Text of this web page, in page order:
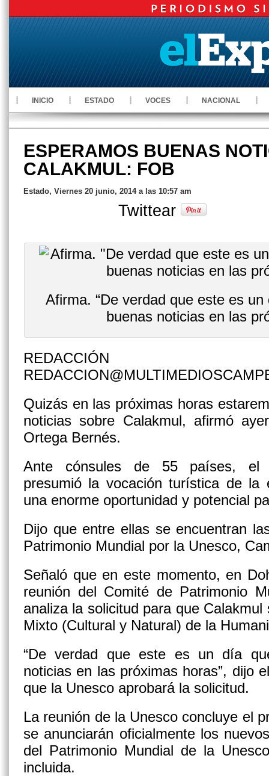
INICIO ESTADO VOCES NACIONAL
ESPERAMOS BUENAS
CALAKMUL: FOB
Estado, Viernes 20 junio, 2014 a las 10:57 am
Twittear
Afirma. “De verdad que este es
buenas noticias en las
REDACCIÓN
Quizás en las próximas horas
noticias sobre Calakmul, afirmó
Ortega Bernés.
Ante cónsules de 55 países, el
presumió la vocación turística de la
una enorme oportunidad y potencial
Dijo que entre ellas se encuentran
Patrimonio Mundial por la Unesco,
Señaló que en este momento, en
reunión del Comité de Patrimonio
analiza la solicitud para que
Mixto (Cultural y Natural) de la
“De verdad que este es un día
noticias en las próximas horas”, dijo
que la Unesco aprobará la solicitud.
La reunión de la Unesco concluye el
se anunciarán oficialmente los
del Patrimonio Mundial de la
incluida.